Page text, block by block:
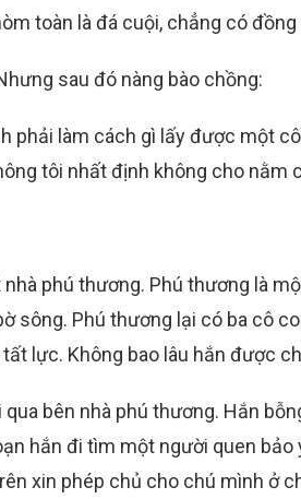
toàn là đá cuội, chẳng có
sau đó nàng bào chồng:
phải làm cách gì lấy được một
tôi nhất định không cho nằm
phú thương. Phú thương là
sông. Phú thương lại có ba cô
lực. Không bao lâu hắn được
bên nhà phú thương. Hắn
hắn đi tìm một người quen bảo
xin phép chủ cho chú mình ở